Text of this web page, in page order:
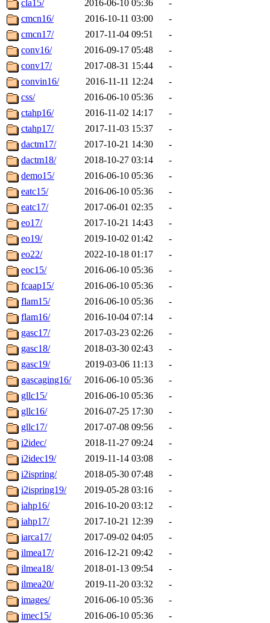
cla15/
2016-06-10 05:36
-
cmcn16/
2016-10-11 03:00
-
cmcn17/
2017-11-04 09:51
-
conv16/
2016-09-17 05:48
-
conv17/
2017-08-31 15:44
-
convin16/
2016-11-11 12:24
-
css/
2016-06-10 05:36
-
ctahp16/
2016-11-02 14:17
-
ctahp17/
2017-11-03 15:37
-
dactm17/
2017-10-21 14:30
-
dactm18/
2018-10-27 03:14
-
demo15/
2016-06-10 05:36
-
eatc15/
2016-06-10 05:36
-
eatc17/
2017-06-01 02:35
-
eo17/
2017-10-21 14:43
-
eo19/
2019-10-02 01:42
-
eo22/
2022-10-18 01:17
-
eoc15/
2016-06-10 05:36
-
fcaap15/
2016-06-10 05:36
-
flam15/
2016-06-10 05:36
-
flam16/
2016-10-04 07:14
-
gasc17/
2017-03-23 02:26
-
gasc18/
2018-03-30 02:43
-
gasc19/
2019-03-06 11:13
-
gascaging16/
2016-06-10 05:36
-
gllc15/
2016-06-10 05:36
-
gllc16/
2016-07-25 17:30
-
gllc17/
2017-07-08 09:56
-
i2idec/
2018-11-27 09:24
-
i2idec19/
2019-11-14 03:08
-
i2ispring/
2018-05-30 07:48
-
i2ispring19/
2019-05-28 03:16
-
iahp16/
2016-10-20 03:12
-
iahp17/
2017-10-21 12:39
-
iarca17/
2017-09-02 04:05
-
ilmea17/
2016-12-21 09:42
-
ilmea18/
2018-01-13 09:54
-
ilmea20/
2019-11-20 03:32
-
images/
2016-06-10 05:36
-
imec15/
2016-06-10 05:36
-